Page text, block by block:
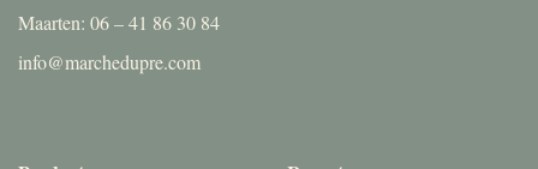
Maarten: 06 – 41 86 30 84
info@marchedupre.com